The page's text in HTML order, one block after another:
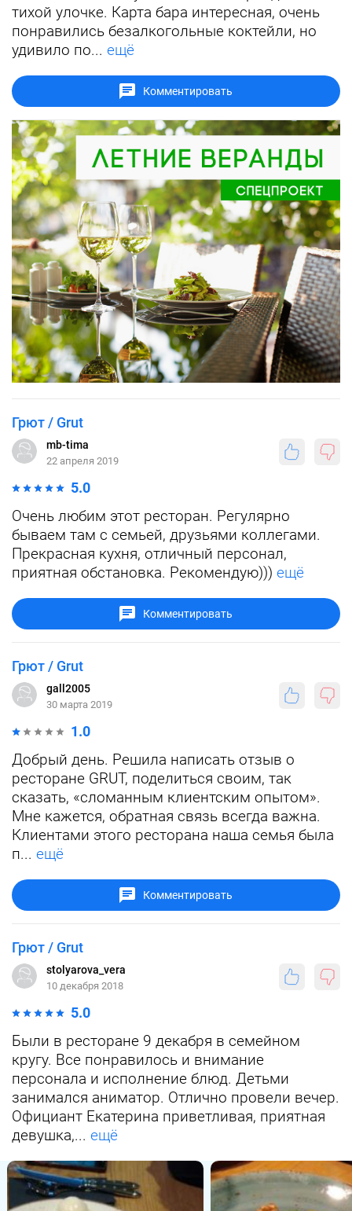
тихой улочке. Карта бара интересная, очень
понравились безалкогольные коктейли, но
удивило по... ещё
Комментировать
Грют / Grut
mb-tima
22 апреля 2019
5.0
Очень любим этот ресторан. Регулярно
бываем там с семьей, друзьями коллегами.
Прекрасная кухня, отличный персонал,
приятная обстановка. Рекомендую))) ещё
Комментировать
Грют / Grut
gall2005
30 марта 2019
1.0
Добрый день. Решила написать отзыв о
ресторане GRUT, поделиться своим, так
сказать, «сломанным клиентским опытом».
Мне кажется, обратная связь всегда важна.
Клиентами этого ресторана наша семья была
п... ещё
Комментировать
Грют / Grut
stolyarova_vera
10 декабря 2018
5.0
Были в ресторане 9 декабря в семейном
кругу. Все понравилось и внимание
персонала и исполнение блюд. Детьми
занимался аниматор. Отлично провели вечер.
Официант Екатерина приветливая, приятная
девушка,... ещё